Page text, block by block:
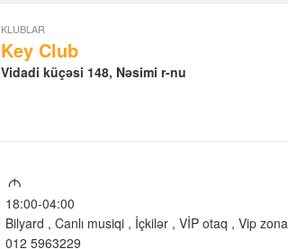
KLUBLAR
Key Club
Vidadi küçəsi 148, Nəsimi r-nu
M
18:00-04:00
Bilyard Canlı musiqi İçkilər VİP otaq Vip zona
012 5963229